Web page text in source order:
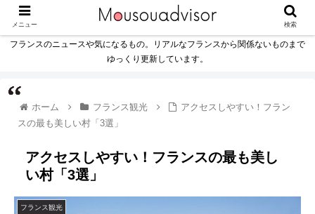
フランスのニュースや気になるもの。リアルなフランスから関係ないものまで
ゆっくり更新しています。
ホーム フランス観光
アクセスしやすい！フラン
スの最も美しい村「3選」
アクセスしやすい！フランスの最も美し
い村「3選」
フランス観光
メニュー 検索